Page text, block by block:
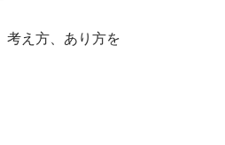
考え方、あり方を